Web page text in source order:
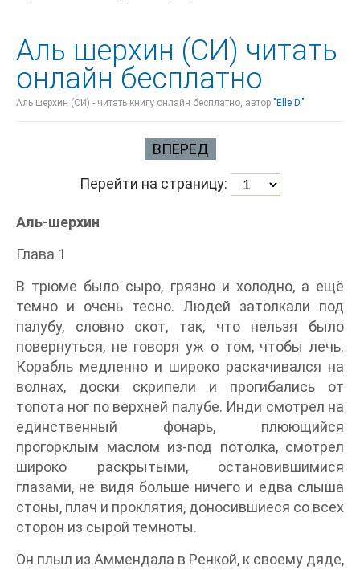
Аль шерхин (СИ) читать
онлайн бесплатно
Аль шерхин (СИ) - читать книгу онлайн бесплатно, автор "Elle D."
ВПЕРЕД
Перейти на страницу:
Аль-шерхин
Глава 1
В трюме было сыро, грязно и холодно, а ещё
темно и очень тесно. Людей затолкали под
палубу, словно скот, так, что нельзя было
повернуться, не говоря уж о том, чтобы лечь.
Корабль медленно и широко раскачивался на
волнах, доски скрипели и прогибались от
топота ног по верхней палубе. Инди смотрел на
единственный фонарь, плюющийся
прогорклым маслом из-под потолка, смотрел
широко раскрытыми, остановившимися
глазами, не видя больше ничего и едва слыша
стоны, плач и проклятия, доносившиеся со всех
сторон из сырой темноты.
Он плыл из Аммендала в Ренкой, к своему дяде,